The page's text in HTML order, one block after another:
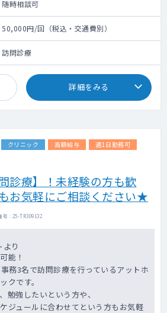
随時相談可
50,000円/回（税込・交通費別）
訪問診療
詳細をみる
クリニック 高額給与
週1日勤務可
診療】！未経験の方も歓
お気軽にご相談ください★
: 25-TR309132
り
能！
務3名で訪問診療を行っているアットホ
クです。
勉強したいという方や、
ジュールに合わせてという方もお気軽